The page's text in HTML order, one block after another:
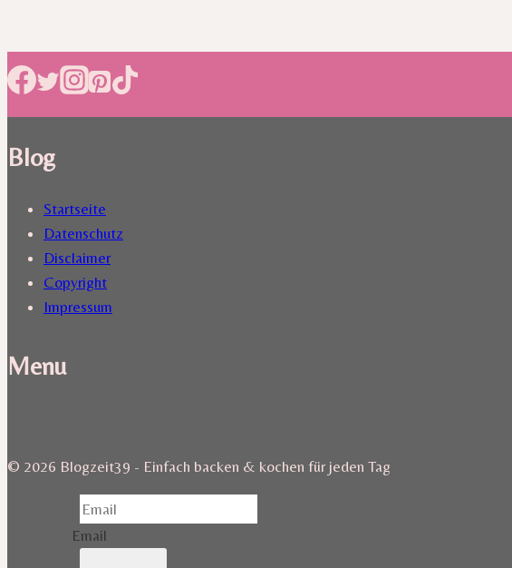
Blog
Startseite
Datenschutz
Disclaimer
Copyright
Impressum
Menu
© 2026 Blogzeit39 - Einfach backen & kochen für jeden Tag
Email